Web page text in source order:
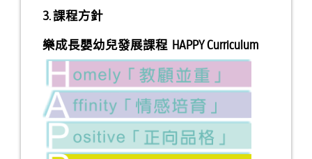
3. 課程方針
樂成長嬰幼兒發展課程 HAPPY Curriculum